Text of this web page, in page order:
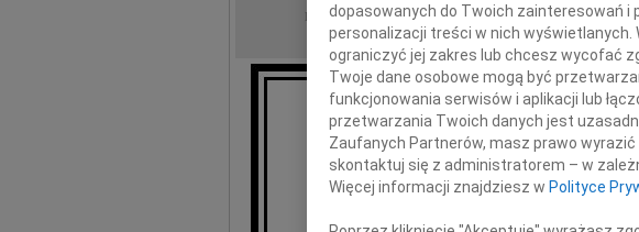
DATA EMISJI: 23.07.2021
Z wielkim smutkiem przyjęliśmy
Zbyszka
dopasowanych do Twoich zainteresowań i
personalizacji treści w nich wyświetlanych.
ograniczyć jej zakres lub chcesz wycofać
Twoje dane osobowe mogą być
funkcjonowania serwisów i aplikacji lub
przetwarzania Twoich danych jest
Zaufanych Partnerów, masz prawo
skontaktuj się z administratorem – w
Więcej informacji znajdziesz w Polityce